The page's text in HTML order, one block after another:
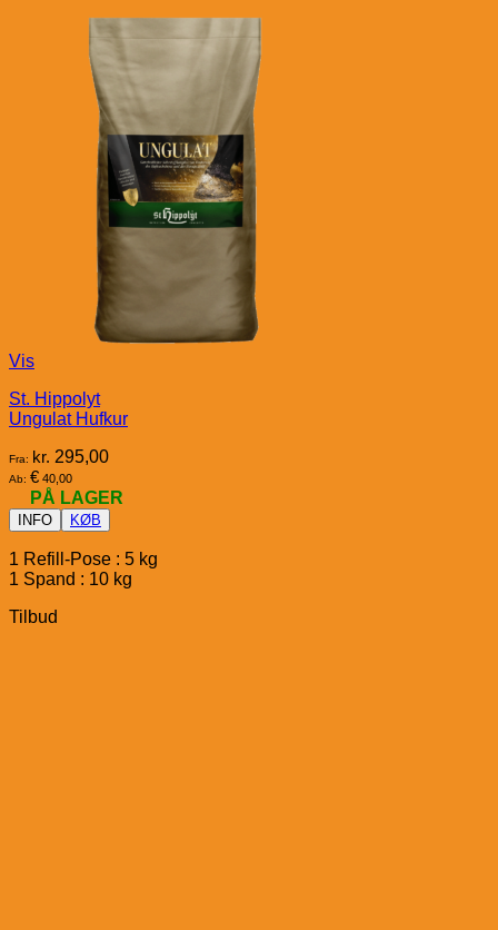
Vis
St. Hippolyt
Ungulat Hufkur
Fra: kr. 295,00
Ab: € 40,00
PÅ LAGER
INFO KØB
1 Refill-Pose : 5 kg
1 Spand : 10 kg
Tilbud